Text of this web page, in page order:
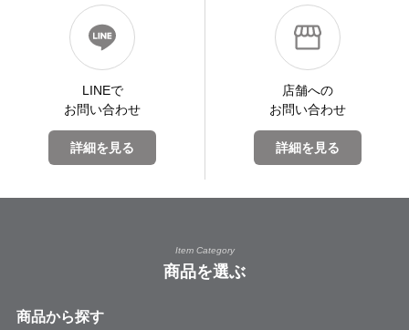
LINEで
お問い合わせ
詳細を見る
店舗への
お問い合わせ
詳細を見る
Item Category
商品を選ぶ
商品から探す